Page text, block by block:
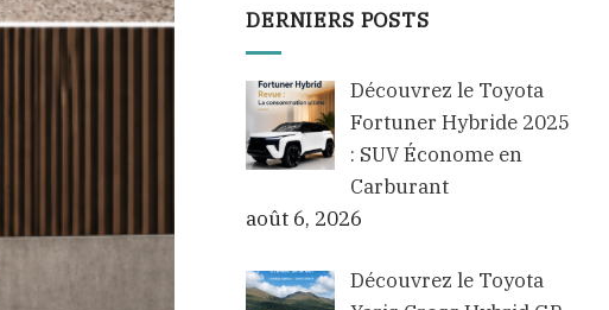
DERNIERS POSTS
Découvrez le Toyota
Fortuner Hybride 2025
: SUV Économe en
Carburant
août 6, 2026
Découvrez le Toyota